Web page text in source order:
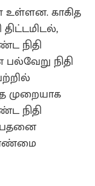
உள்ளன. காகித
திட்டமிடல்,
நிதி
பல்வேறு நிதி
முறையாக
நிதி